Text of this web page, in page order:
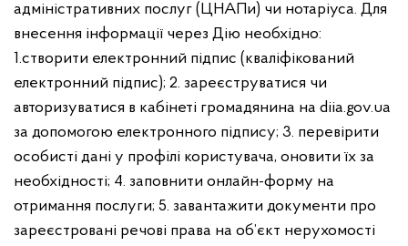
адміністративних послуг (ЦНАПи) чи нотаріуса. Для
внесення інформації через Дію необхідно:
1.створити електронний підпис (кваліфікований
електронний підпис); 2. зареєструватися чи
авторизуватися в кабінеті громадянина на diia.gov.ua
за допомогою електронного підпису; 3. перевірити
особисті дані у профілі користувача, оновити їх за
необхідності; 4. заповнити онлайн-форму на
отримання послуги; 5. завантажити документи про
зареєстровані речові права на об’єкт нерухомості